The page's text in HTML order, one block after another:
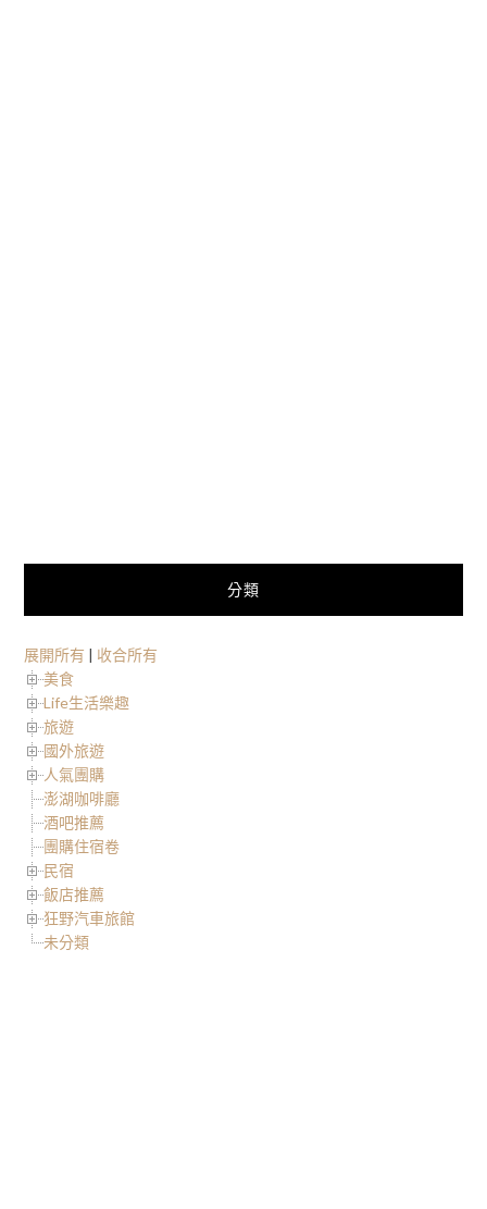
分類
展開所有 | 收合所有
美食
Life生活樂趣
旅遊
國外旅遊
人氣團購
澎湖咖啡廳
酒吧推薦
團購住宿卷
民宿
飯店推薦
狂野汽車旅館
未分類